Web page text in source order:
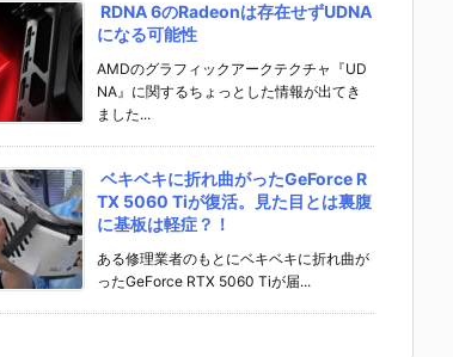
RDNA 6のRadeonは存在せずUDNA
になる可能性
AMDのグラフィックアークテクチャ『UD
NA』に関するちょっとした情報が出てき
ました...
ベキベキに折れ曲がったGeForce R
TX 5060 Tiが復活。見た目とは裏腹
に基板は軽症？！
ある修理業者のもとにベキベキに折れ曲が
ったGeForce RTX 5060 Tiが届...